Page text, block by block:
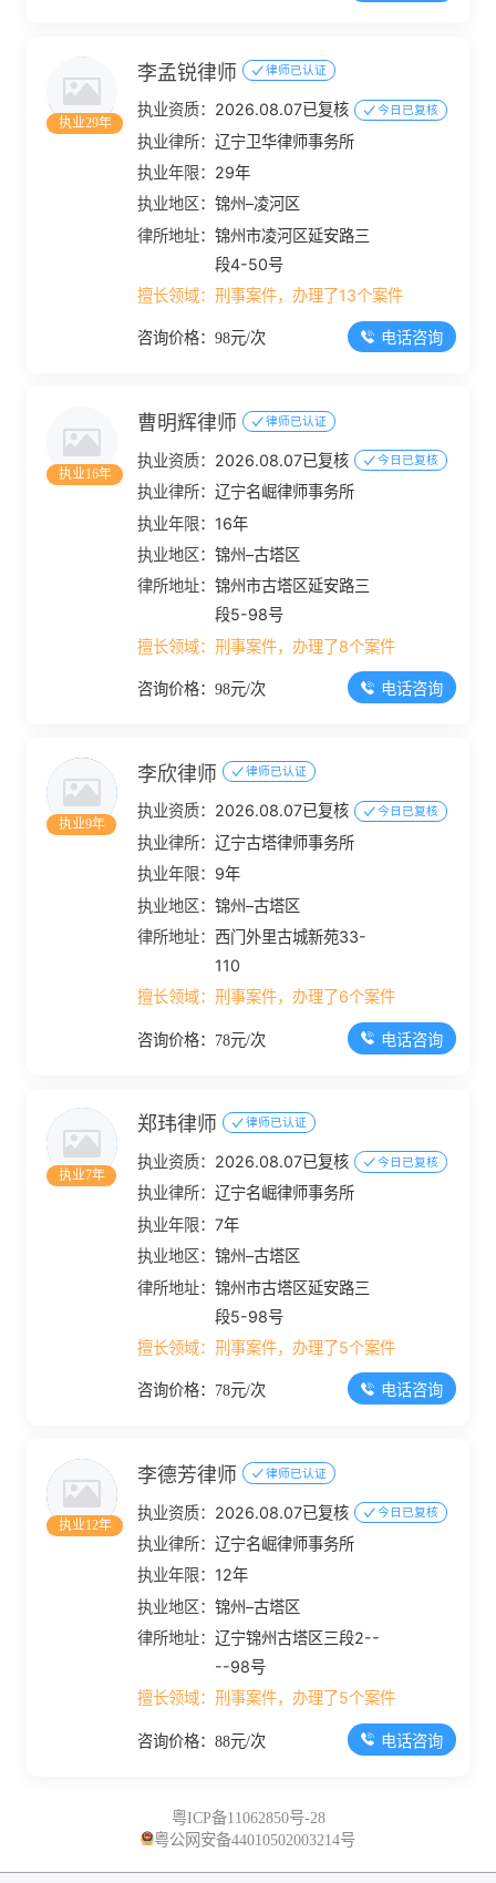
执业29年
李孟锐律师 律师已认证
执业资质： 2026.08.07已复核 今日已复核
执业律所：辽宁卫华律师事务所
执业年限： 29年
执业地区：锦州–凌河区
律所地址：锦州市凌河区延安路三
段4-50号
擅长领域：刑事案件，办理了13个案件
咨询价格：98元/次 电话咨询
执业16年
曹明辉律师 律师已认证
执业资质： 2026.08.07已复核 今日已复核
执业律所：辽宁名崛律师事务所
执业年限： 16年
执业地区：锦州–古塔区
律所地址：锦州市古塔区延安路三
段5-98号
擅长领域：刑事案件，办理了8个案件
咨询价格：98元/次 电话咨询
执业9年
李欣律师 律师已认证
执业资质： 2026.08.07已复核 今日已复核
执业律所：辽宁古塔律师事务所
执业年限： 9年
执业地区：锦州–古塔区
律所地址：西门外里古城新苑33-
110
擅长领域：刑事案件，办理了6个案件
咨询价格：78元/次 电话咨询
执业7年
郑玮律师 律师已认证
执业资质： 2026.08.07已复核 今日已复核
执业律所：辽宁名崛律师事务所
执业年限：7年
执业地区：锦州–古塔区
律所地址：锦州市古塔区延安路三
段5-98号
擅长领域：刑事案件，办理了5个案件
咨询价格：78元/次 电话咨询
执业12年
李德芳律师 律师已认证
执业资质： 2026.08.07已复核 今日已复核
执业律所：辽宁名崛律师事务所
执业年限： 12年
执业地区：锦州–古塔区
律所地址：辽宁锦州古塔区三段2--
--98号
擅长领域：刑事案件，办理了5个案件
咨询价格：88元/次 电话咨询
粤ICP备11062850号-28
粤公网安备44010502003214号